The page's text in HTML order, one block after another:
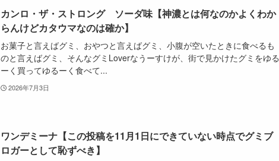
カンロ・ザ・ストロング ソーダ味【神濃とは何なのかよくわか
らんけどカタウマなのは確か】
お菓子と言えばグミ、おやつと言えばグミ、小腹が空いたときに食べるも
のと言えばグミ、そんなグミLoverなうーすけが、街で見かけたグミをゆる
ーく買ってゆるーく食べて...
2026年7月3日
ワンデミーナ【この投稿を11月1日にできていない時点でグミブ
ロガーとして恥ずべき】